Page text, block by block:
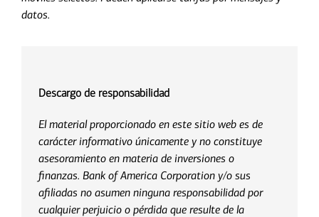
datos.
Descargo de responsabilidad
El material proporcionado en este sitio web es de
carácter informativo únicamente y no constituye
asesoramiento en materia de inversiones o
finanzas. Bank of America Corporation y/o sus
afiliadas no asumen ninguna responsabilidad por
cualquier perjuicio o pérdida que resulte de la